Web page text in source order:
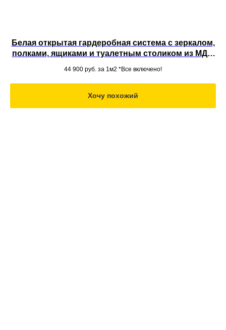
Белая открытая гардеробная система с зеркалом,
полками, ящиками и туалетным столиком из МДФ
44 900 руб. за 1м2 *Все включено!
Хочу похожий